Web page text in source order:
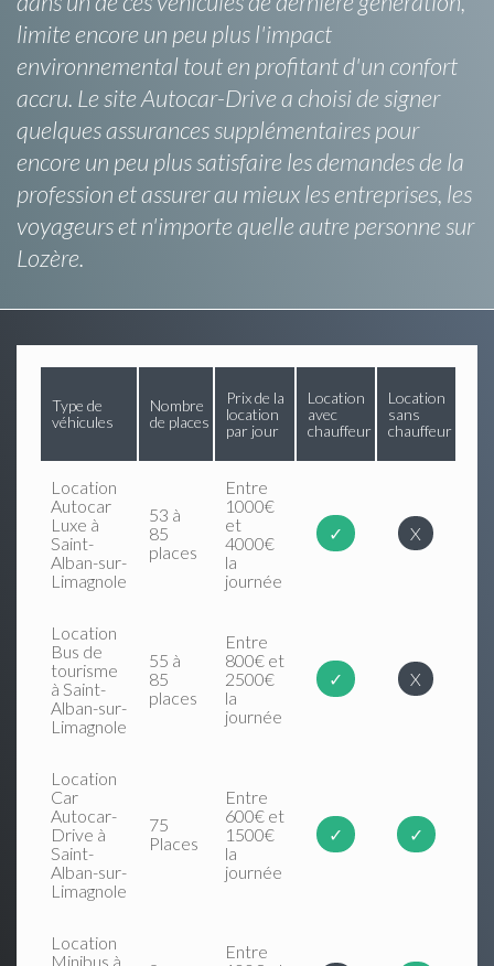
limite encore un peu plus l'impact
environnemental tout en profitant d'un confort
accru. Le site Autocar-Drive a choisi de signer
quelques assurances supplémentaires pour
encore un peu plus satisfaire les demandes de la
profession et assurer au mieux les entreprises, les
voyageurs et n'importe quelle autre personne sur
Lozère.
Type de
véhicules
Nombre
de places
Prix de la
location
par jour
Location
avec
chauffeur
Location
sans
chauffeur
Location
Autocar
Luxe à
Saint-
Alban-sur-
Limagnole
53 à
85
places
Entre
1000€
et
4000€
la
journée
✓ X
Location
Bus de
tourisme
à Saint-
Alban-sur-
Limagnole
55 à
85
places
Entre
800€ et
2500€
la
journée
✓ X
Location
Car
Autocar-
Drive à
Saint-
Alban-sur-
Limagnole
75
Places
Entre
600€ et
1500€
la
journée
✓ ✓
Location
Minibus à
Entre